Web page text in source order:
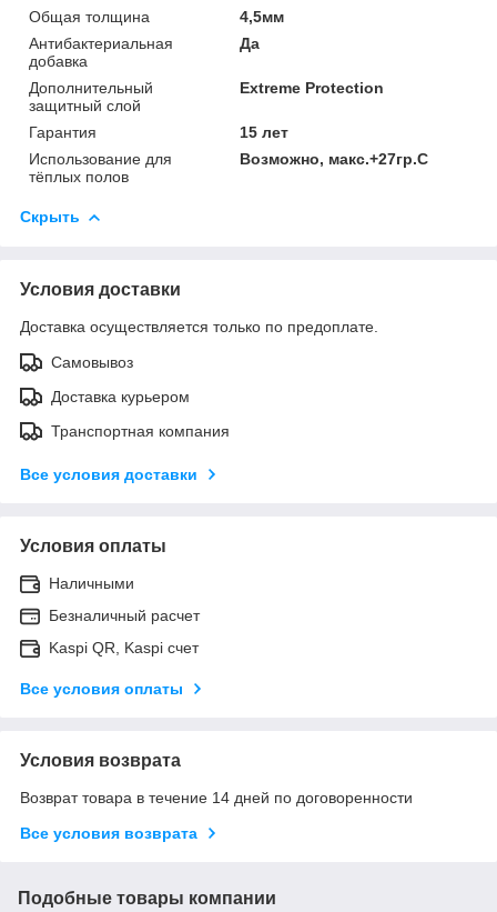
Общая толщина
4,5мм
Антибактериальная
добавка
Да
Дополнительный
защитный слой
Extreme Protection
Гарантия
15 лет
Использование для
тёплых полов
Возможно, макс.+27гр.С
Скрыть
Условия доставки
Доставка осуществляется только по предоплате.
Самовывоз
Доставка курьером
Транспортная компания
Все условия доставки
Условия оплаты
Наличными
Безналичный расчет
Kaspi QR, Kaspi счет
Все условия оплаты
Условия возврата
Возврат товара в течение 14 дней по договоренности
Все условия возврата
Подобные товары компании